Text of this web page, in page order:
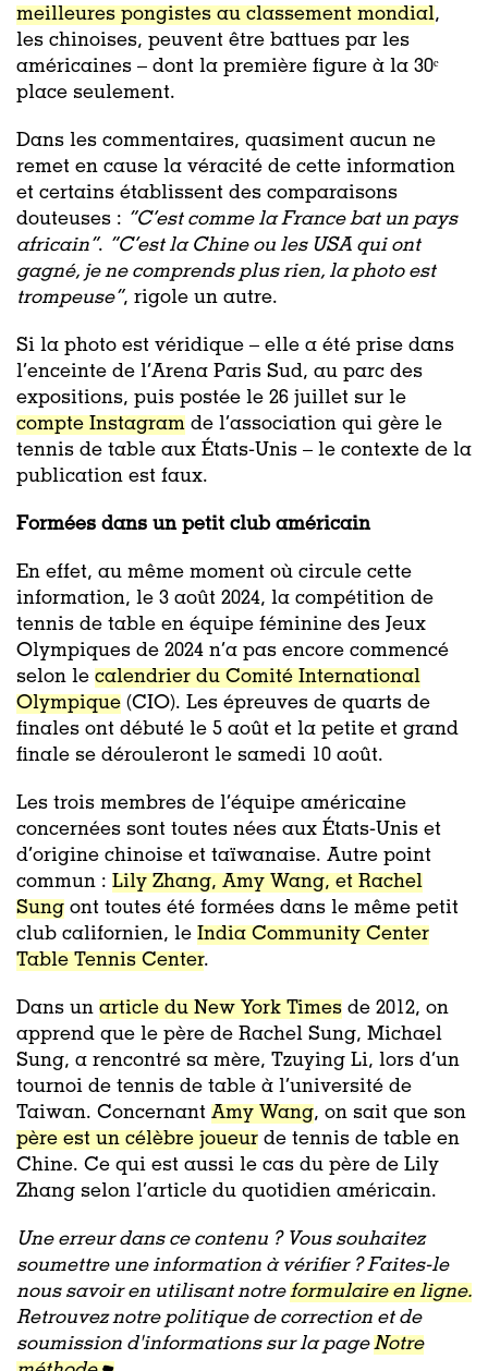
meilleures pongistes au classement mondial,
les chinoises, peuvent être battues par les
américaines – dont la première figure à la 30ᵉ
place seulement.
Dans les commentaires, quasiment aucun ne
remet en cause la véracité de cette information
et certains établissent des comparaisons
douteuses : “C’est comme la France bat un pays
africain”. “C’est la Chine ou les USA qui ont
gagné, je ne comprends plus rien, la photo est
trompeuse”, rigole un autre.
Si la photo est véridique – elle a été prise dans
l’enceinte de l’Arena Paris Sud, au parc des
expositions, puis postée le 26 juillet sur le
compte Instagram de l’association qui gère le
tennis de table aux États-Unis – le contexte de la
publication est faux.
Formées dans un petit club américain
En effet, au même moment où circule cette
information, le 3 août 2024, la compétition de
tennis de table en équipe féminine des Jeux
Olympiques de 2024 n’a pas encore commencé
selon le calendrier du Comité International
Olympique (CIO). Les épreuves de quarts de
finales ont débuté le 5 août et la petite et grand
finale se dérouleront le samedi 10 août.
Les trois membres de l’équipe américaine
concernées sont toutes nées aux États-Unis et
d’origine chinoise et taïwanaise. Autre point
commun : Lily Zhang, Amy Wang, et Rachel
Sung ont toutes été formées dans le même petit
club californien, le India Community Center
Table Tennis Center.
Dans un article du New York Times de 2012, on
apprend que le père de Rachel Sung, Michael
Sung, a rencontré sa mère, Tzuying Li, lors d’un
tournoi de tennis de table à l’université de
Taiwan. Concernant Amy Wang, on sait que son
père est un célèbre joueur de tennis de table en
Chine. Ce qui est aussi le cas du père de Lily
Zhang selon l’article du quotidien américain.
Une erreur dans ce contenu ? Vous souhaitez
soumettre une information à vérifier ? Faites-le
nous savoir en utilisant notreformulaire en ligne.
Retrouvez notre politique de correction et de
soumission d'informations sur la pageNotre